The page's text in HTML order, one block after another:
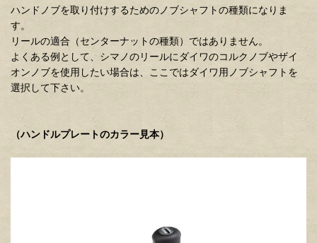
ハンドノブを取り付けするためのノブシャフトの種類になりま
す。
リールの適合（センターナットの種類）ではありません。
よくある例として、シマノのリールにダイワのコルクノブやザイ
オンノブを使用したい場合は、ここではダイワ用ノブシャフトを
選択して下さい。
（ハンドルプレートのカラー見本）